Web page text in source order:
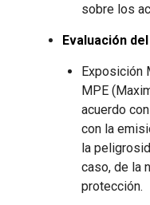
sobre los
Evaluación
Exposición
MPE
acuerdo
con la
la
caso, de la
protección.